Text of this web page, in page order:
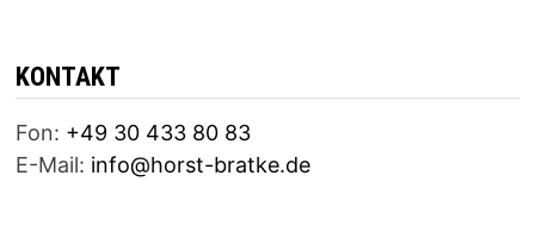
KONTAKT
Fon: +49 30 433 80 83
E-Mail: info@horst-bratke.de